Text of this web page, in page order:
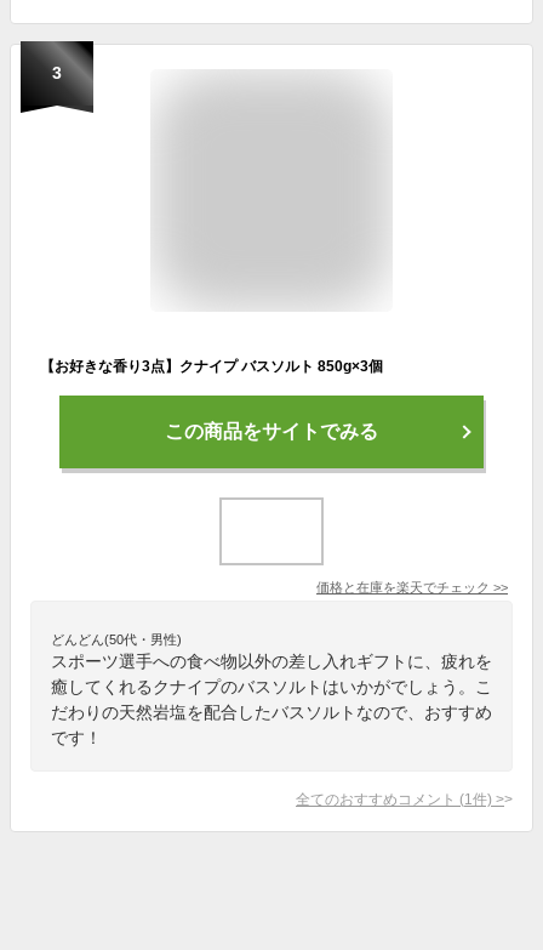
3
【お好きな香り3点】クナイプ バスソルト 850g×3個
この商品をサイトでみる
価格と在庫を楽天でチェック >>
どんどん(50代・男性)
スポーツ選手への食べ物以外の差し入れギフトに、疲れを
癒してくれるクナイプのバスソルトはいかがでしょう。こ
だわりの天然岩塩を配合したバスソルトなので、おすすめ
です！
全てのおすすめコメント (1 件) >